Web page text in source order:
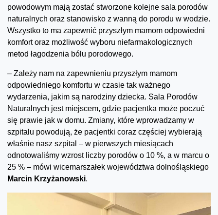
powodowym mają zostać stworzone kolejne sala porodów
naturalnych oraz stanowisko z wanną do porodu w wodzie.
Wszystko to ma zapewnić przyszłym mamom odpowiedni
komfort oraz możliwość wyboru niefarmakologicznych
metod łagodzenia bólu porodowego.
– Zależy nam na zapewnieniu przyszłym mamom
odpowiedniego komfortu w czasie tak ważnego
wydarzenia, jakim są narodziny dziecka. Sala Porodów
Naturalnych jest miejscem, gdzie pacjentka może poczuć
się prawie jak w domu. Zmiany, które wprowadzamy w
szpitalu powodują, że pacjentki coraz częściej wybierają
właśnie nasz szpital – w pierwszych miesiącach
odnotowaliśmy wzrost liczby porodów o 10 %, a w marcu o
25 % – mówi wicemarszałek województwa dolnośląskiego
Marcin Krzyżanowski.